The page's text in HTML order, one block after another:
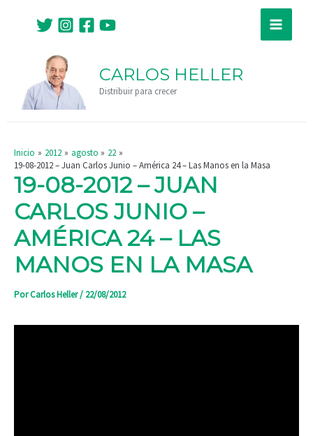
contenido
Main
CARLOS HELLER
Distribuir para crecer
Inicio 2012 agosto
22
19-08-2012 – Juan Carlos Junio – América 24 – Las Manos en la Masa
19-08-2012 – JUAN
CARLOS JUNIO –
AMÉRICA 24 – LAS
MANOS EN LA MASA
PorCarlos Heller/ 22/08/2012
entradas